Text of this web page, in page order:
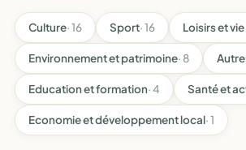
Culture· 16 Sport· 16 Loisirs et
Environnement et patrimoine· 8
Education et formation· 4 Santé et
Economie et développement local· 1